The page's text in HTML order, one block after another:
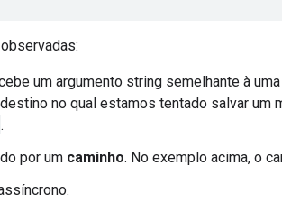
um argumento string semelhante à
no qual estamos tentado salvar um
.
por um caminho. No exemplo acima, o